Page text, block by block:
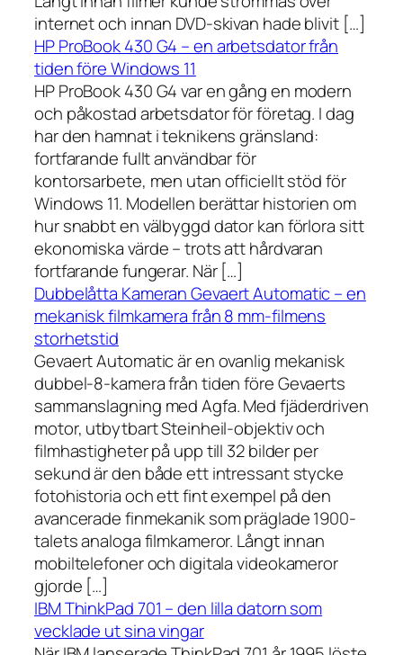
internet och innan DVD-skivan hade blivit […]
HP ProBook 430 G4 – en arbetsdator från
tiden före Windows 11
HP ProBook 430 G4 var en gång en modern
och påkostad arbetsdator för företag. I dag
har den hamnat i teknikens gränsland:
fortfarande fullt användbar för
kontorsarbete, men utan officiellt stöd för
Windows 11. Modellen berättar historien om
hur snabbt en välbyggd dator kan förlora sitt
ekonomiska värde – trots att hårdvaran
fortfarande fungerar. När […]
Dubbelåtta Kameran Gevaert Automatic – en
mekanisk filmkamera från 8 mm-filmens
storhetstid
Gevaert Automatic är en ovanlig mekanisk
dubbel-8-kamera från tiden före Gevaerts
sammanslagning med Agfa. Med fjäderdriven
motor, utbytbart Steinheil-objektiv och
filmhastigheter på upp till 32 bilder per
sekund är den både ett intressant stycke
fotohistoria och ett fint exempel på den
avancerade finmekanik som präglade 1900-
talets analoga filmkameror. Långt innan
mobiltelefoner och digitala videokameror
gjorde […]
IBM ThinkPad 701 – den lilla datorn som
vecklade ut sina vingar